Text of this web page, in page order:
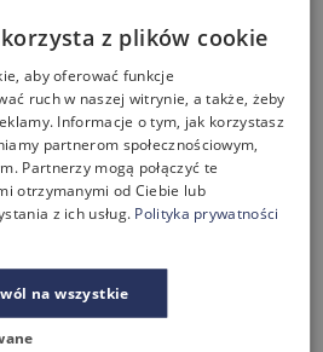
z plików cookie
aby oferować funkcje
ruch w naszej witrynie, a także, żeby
Informacje o tym, jak korzystasz
partnerom społecznościowym,
Partnerzy mogą połączyć te
otrzymanymi od Ciebie lub
z ich usług. Polityka prywatności
na wszystkie